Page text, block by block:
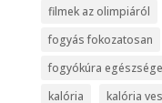
filmek az olimpiáról
fogyás fokozatosan
fogyókúra
kalória
kalória